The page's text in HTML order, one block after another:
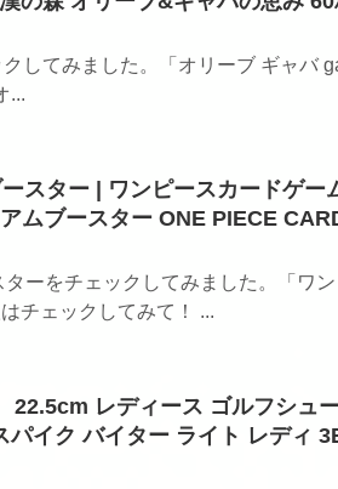
してみました。「オリーブ ギャバ
...
スター | ワンピースカードゲー
ムブースター ONE PIECE
ーをチェックしてみました。「ワ
チェックしてみて！ ...
レディース ゴルフシュ
イク バイター ライト レディ